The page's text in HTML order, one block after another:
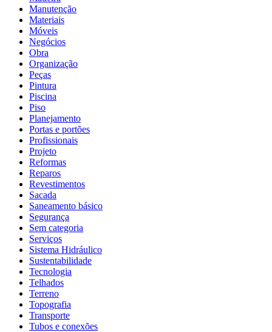
Manutenção
Materiais
Móveis
Negócios
Obra
Organização
Peças
Pintura
Piscina
Piso
Planejamento
Portas e portões
Profissionais
Projeto
Reformas
Reparos
Revestimentos
Sacada
Saneamento básico
Segurança
Sem categoria
Serviços
Sistema Hidráulico
Sustentabilidade
Tecnologia
Telhados
Terreno
Topografia
Transporte
Tubos e conexões